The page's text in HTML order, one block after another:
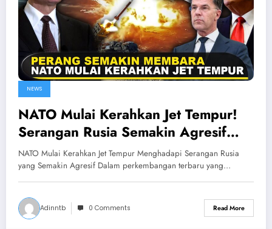
NEWS
NATO Mulai Kerahkan Jet Tempur!
Serangan Rusia Semakin Agresif
Hancurkan Ukraina & NATO
NATO Mulai Kerahkan Jet Tempur Menghadapi Serangan Rusia
yang Semakin Agresif Dalam perkembangan terbaru yang…
Adinntb 0 Comments Read More